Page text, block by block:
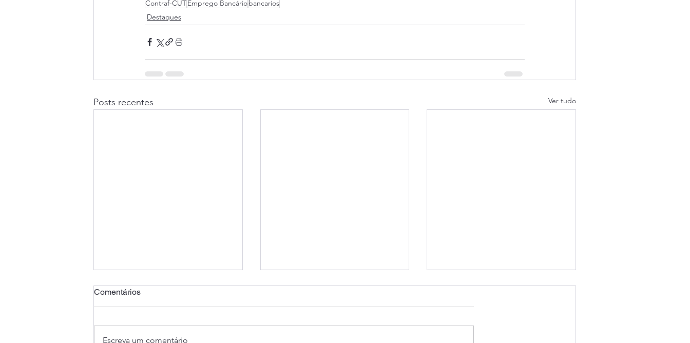
Contraf-CUTEmprego Bancáriobancarios
Destaques
Posts recentes Ver tudo
Comentários
Escreva um comentário